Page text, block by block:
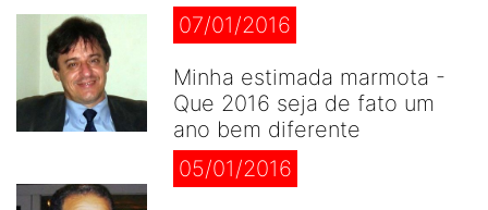
07/01/2016
Minha estimada marmota -
Que 2016 seja de fato um
ano bem diferente
05/01/2016